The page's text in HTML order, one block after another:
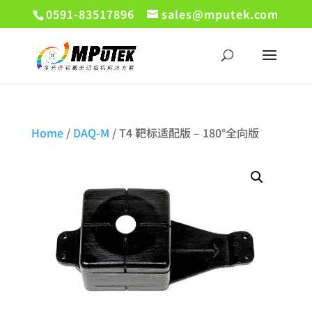
0591-83517896 sales@mputek.com
Home/ DAQ-M / T4 靶标适配版 – 180°全向版